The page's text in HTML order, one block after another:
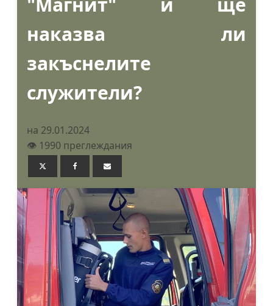
наказва ли
закъснелите
служители?
на 29.01.2024
👁️ 1990 преглеждания